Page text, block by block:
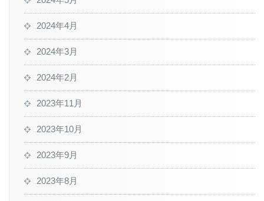
2024年4月
2024年3月
2024年2月
2023年11月
2023年10月
2023年9月
2023年8月